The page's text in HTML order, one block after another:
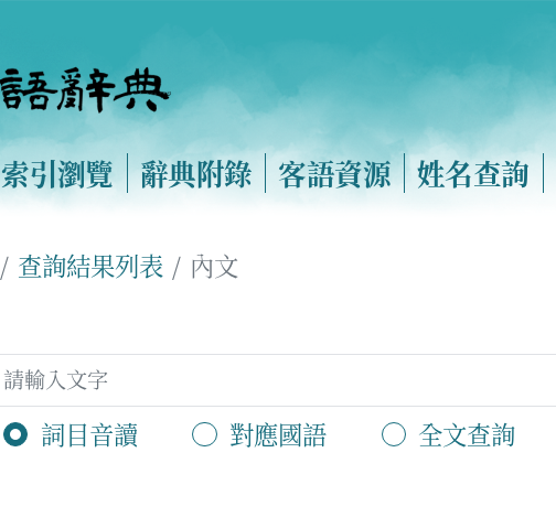
索引瀏覽 辭典附錄 客語資源 姓名查詢
查詢結果列表 內文
詞目音讀 對應國語 全文查詢